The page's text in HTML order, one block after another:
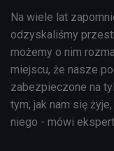
Na wiele lat
odzyskaliśmy
możemy o nim
miejscu, że nasze
zabezpieczone na
tym, jak nam się
niego - mówi